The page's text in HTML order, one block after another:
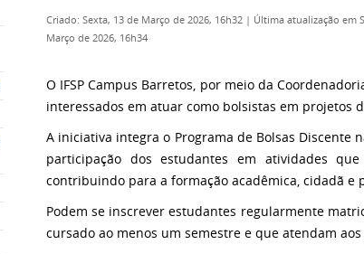
Criado: Sexta, 13 de Março de 2026, 16h32 | Última atualização em
Março de 2026, 16h34
O IFSP Campus Barretos, por meio da
interessados em atuar como bolsistas em projetos
A iniciativa integra o Programa de Bolsas Discente
participação dos estudantes em atividades
contribuindo para a formação acadêmica, cidadã e
Podem se inscrever estudantes regularmente
cursado ao menos um semestre e que atendam